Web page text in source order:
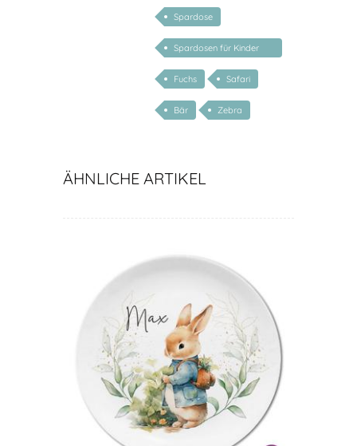
Spardose
Spardosen für Kinder
personalisiert
Fuchs
Safari
Bär Zebra
ÄHNLICHE ARTIKEL